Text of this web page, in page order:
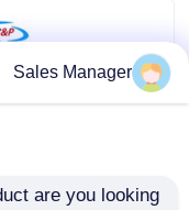
اتصل بنا
القضايا
Sales Manager
are you looking